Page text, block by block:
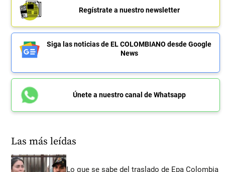
Regístrate a nuestro newsletter
Siga las noticias de EL COLOMBIANO desde Google
News
Únete a nuestro canal de Whatsapp
Las más leídas
Lo que se sabe del traslado de Epa Colombia